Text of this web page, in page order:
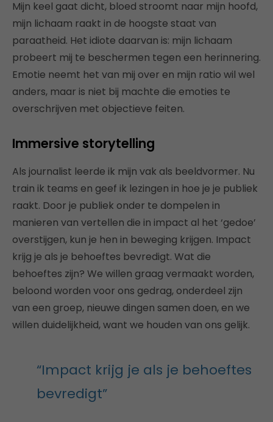
Mijn keel gaat dicht, bloed stroomt naar mijn hoofd,
mijn lichaam raakt in de hoogste staat van
paraatheid. Het idiote daarvan is: mijn lichaam
probeert mij te beschermen tegen een herinnering.
Emotie neemt het van mij over en mijn ratio wil wel
anders, maar is niet bij machte die emoties te
overschrijven met objectieve feiten.
Immersive storytelling
Als journalist leerde ik mijn vak als beeldvormer. Nu
train ik teams en geef ik lezingen in hoe je je publiek
raakt. Door je publiek onder te dompelen in
manieren van vertellen die in impact al het ‘gedoe’
overstijgen, kun je hen in beweging krijgen. Impact
krijg je als je behoeftes bevredigt. Wat die
behoeftes zijn? We willen graag vermaakt worden,
beloond worden voor ons gedrag, onderdeel zijn
van een groep, nieuwe dingen samen doen, en we
willen duidelijkheid, want we houden van ons gelijk.
“Impact krijg je als je behoeftes
bevredigt”